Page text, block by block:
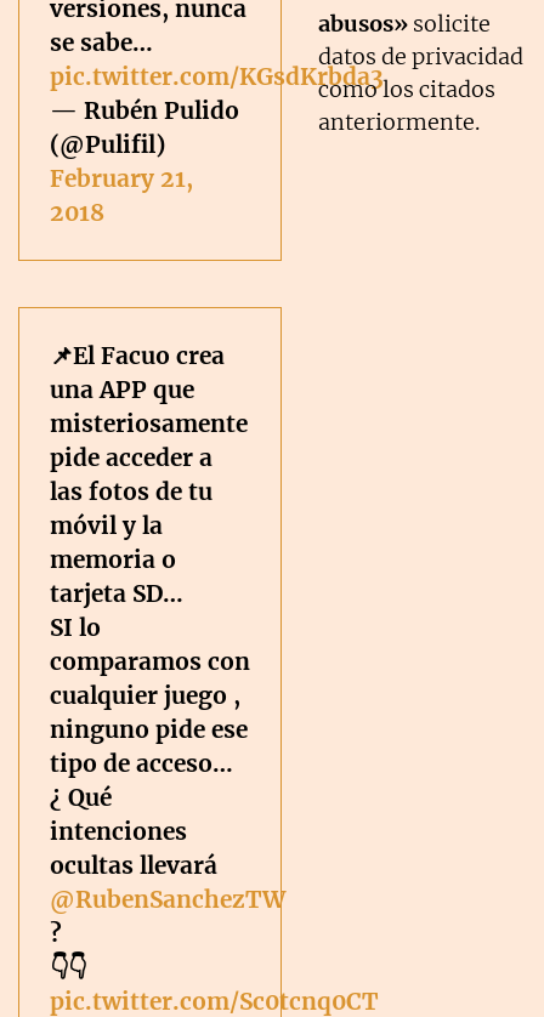
versiones, nunca
se sabe…
pic.twitter.com/KGsdKrbda3
— Rubén Pulido
(@Pulifil)
February 21,
2018
📌El Facuo crea
una APP que
misteriosamente
pide acceder a
las fotos de tu
móvil y la
memoria o
tarjeta SD…
SI lo
comparamos con
cualquier juego ,
ninguno pide ese
tipo de acceso…
¿ Qué
intenciones
ocultas llevará
@RubenSanchezTW
?
👇👇
pic.twitter.com/Sc0tcnq0CT
abusos» solicite
datos de privacidad
como los citados
anteriormente.